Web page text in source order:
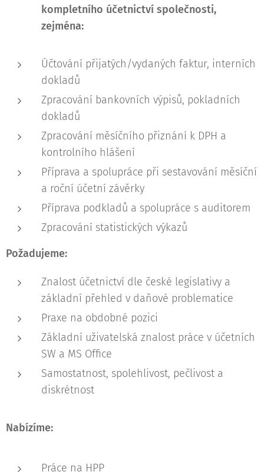
kompletního účetnictví společnosti,
zejména:
Účtování přijatých/vydaných faktur, interních
dokladů
Zpracování bankovních výpisů, pokladních
dokladů
Zpracování měsíčního přiznání k DPH a
kontrolního hlášení
Příprava a spolupráce při sestavování měsíční
a roční účetní závěrky
Příprava podkladů a spolupráce s auditorem
Zpracování statistických výkazů
Požadujeme:
Znalost účetnictví dle české legislativy a
základní přehled v daňové problematice
Praxe na obdobné pozici
Základní uživatelská znalost práce v účetních
SW a MS Office
Samostatnost, spolehlivost, pečlivost a
diskrétnost
Nabízíme:
Práce na HPP